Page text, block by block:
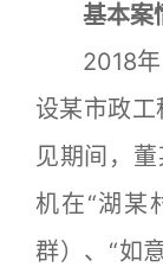
基本案
2018年
设某市政
见期间，
机在“湖某
群）、“如